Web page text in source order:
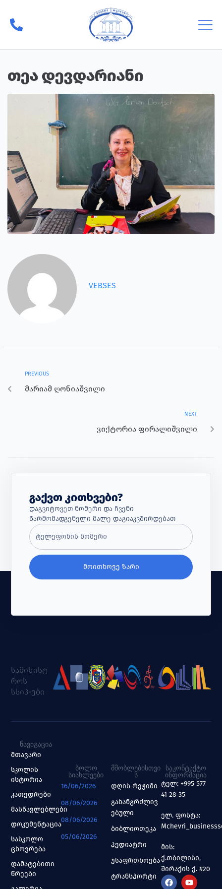
თეა დევდარიანი
VEBSES
PREVIOUS
მარიამ ღონიაშვილი
NEXT
ვიქტორია ფირალიშვილი
Გაქვთ Კითხვები?
Დაგვიტოვეთ Ნომერი Და Ჩვენი
Წარმომადგენელი Მალე Დაგიაკვშირდებათ
ᲛᲝᲘᲗᲮᲝᲕᲔ ᲖᲐᲠᲘ
სამინისტ
როს
სსიპ-ები
ᲜᲐᲕᲘᲒᲐᲪᲘᲐ
მთავარი
სკოლის
ისტორია
კათედრები
მასწავლებლები
დოკუმენტაცია
სასკოლო
ცხოვრება
დამატებითი
წრეები
ᲑᲝᲚᲝ
ᲡᲘᲐᲮᲚᲔᲔᲑᲘ
16/06/2026
08/06/2026
08/06/2026
05/06/2026
ᲛᲨᲝᲑᲚᲔᲑᲘᲡᲗᲕᲘ
Ს
დღის რეჟიმი
გახანგრძლივ
ებული
ბიბლიოთეკა
პედიატრი
უსაფრთხოება
ტრანსპორტი
ᲡᲐᲙᲝᲜᲢᲐᲥᲢᲝ
ᲘᲜᲤᲝᲠᲛᲐᲪᲘᲐ
ტელ: +995 577
41 28 35
ელ. ფოსტა:
მის:
ქ.თბილისი,
შირაქის ქ. #20